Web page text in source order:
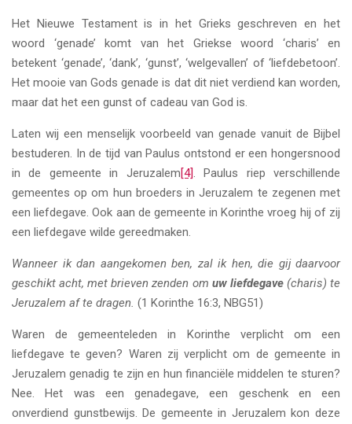
Het Nieuwe Testament is in het Grieks geschreven en het
woord ‘genade’ komt van het Griekse woord ‘charis’ en
betekent ‘genade’, ‘dank’, ‘gunst’, ‘welgevallen’ of ‘liefdebetoon’.
Het mooie van Gods genade is dat dit niet verdiend kan worden,
maar dat het een gunst of cadeau van God is.
Laten wij een menselijk voorbeeld van genade vanuit de Bijbel
bestuderen. In de tijd van Paulus ontstond er een hongersnood
in de gemeente in Jeruzalem[4]. Paulus riep verschillende
gemeentes op om hun broeders in Jeruzalem te zegenen met
een liefdegave. Ook aan de gemeente in Korinthe vroeg hij of zij
een liefdegave wilde gereedmaken.
Wanneer ik dan aangekomen ben, zal ik hen, die gij daarvoor
geschikt acht, met brieven zenden om uw liefdegave(charis) te
Jeruzalem af te dragen. (1 Korinthe 16:3, NBG51)
Waren de gemeenteleden in Korinthe verplicht om een
liefdegave te geven? Waren zij verplicht om de gemeente in
Jeruzalem genadig te zijn en hun financiële middelen te sturen?
Nee. Het was een genadegave, een geschenk en een
onverdiend gunstbewijs. De gemeente in Jeruzalem kon deze